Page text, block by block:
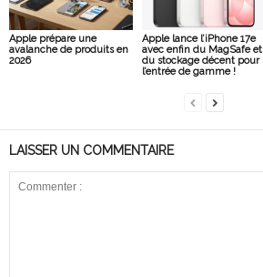
Apple prépare une
avalanche de produits en
2026
Apple lance l’iPhone 17e
avec enfin du MagSafe et
du stockage décent pour
l’entrée de gamme !
LAISSER UN COMMENTAIRE